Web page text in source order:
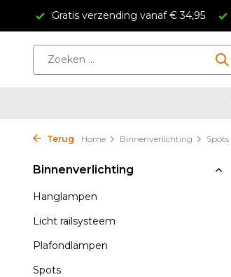
Gratis verzending vanaf € 34,95
Terug Home Binnenverlichting Spots
Binnenverlichting
Hanglampen
Licht railsysteem
Plafondlampen
Spots